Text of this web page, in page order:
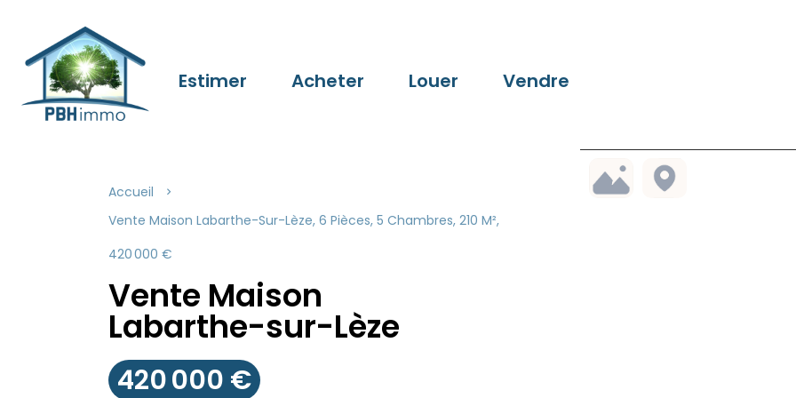
Estimer Acheter Louer Vendre
Accueil
Vente Maison Labarthe-Sur-Lèze, 6 Pièces, 5 Chambres, 210 M²,
420 000 €
Vente Maison
Labarthe-sur-Lèze
420 000 €